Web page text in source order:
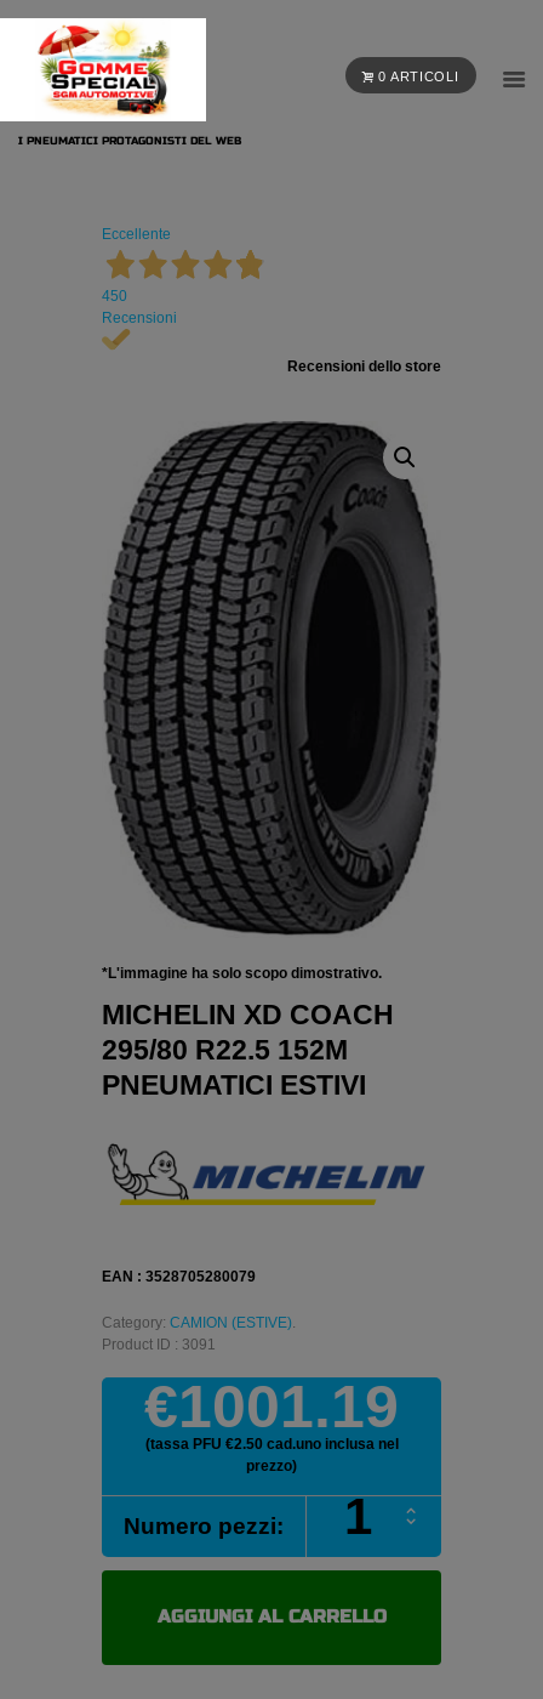
0 ARTICOLI
I PNEUMATICI PROTAGONISTI DEL WEB
Eccellente
450
Recensioni
Recensioni dello store
*L'immagine ha solo scopo dimostrativo.
MICHELIN XD COACH
295/80 R22.5 152M
PNEUMATICI ESTIVI
EAN : 3528705280079
Category: CAMION (ESTIVE).
Product ID : 3091
€1001.19
(tassa PFU €2.50 cad.uno inclusa nel
prezzo)
Numero pezzi:
MICHELIN
COACH
R22.5
AGGIUNGI AL CARRELLO